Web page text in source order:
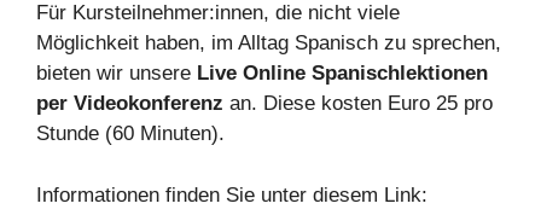
Für Kursteilnehmer:innen, die nicht viele
Möglichkeit haben, im Alltag Spanisch zu sprechen,
bieten wir unsere Live Online Spanischlektionen
per Videokonferenz an. Diese kosten Euro 25 pro
Stunde (60 Minuten).
Informationen finden Sie unter diesem Link: